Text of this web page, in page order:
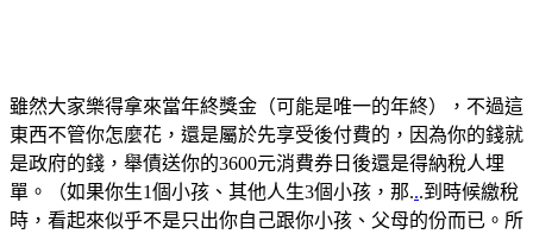
雖然大家樂得拿來當年終獎金（可能是唯一的年終），不過這
東西不管你怎麼花，還是屬於先享受後付費的，因為你的錢就
是政府的錢，舉債送你的3600元消費券日後還是得納稅人埋
單。（如果你生1個小孩、其他人生3個小孩，那...到時候繳稅
時，看起來似乎不是只出你自己跟你小孩、父母的份而已。所